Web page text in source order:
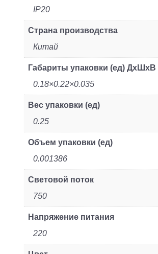
IP20
Страна производства
Китай
Габариты упаковки (ед) ДхШхВ
0.18×0.22×0.035
Вес упаковки (ед)
0.25
Объем упаковки (ед)
0.001386
Световой поток
750
Напряжение питания
220